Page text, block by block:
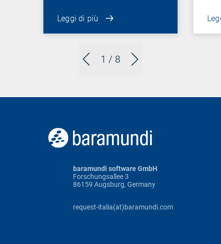
1 / 8
Leggi di più
baramundi software GmbH
Forschungsallee 3
86159 Augsburg, Germany
request-italia(at)baramundi.com